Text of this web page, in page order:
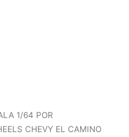
1/64 POR
CHEVY EL CAMINO